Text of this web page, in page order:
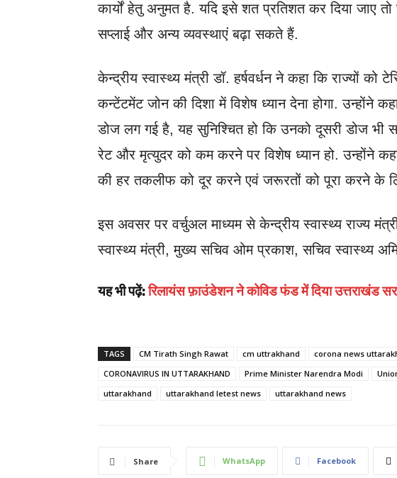
कार्यों हेतु अनुमत है. यदि इसे शत प्रतिशत कर दिया जाए
सप्लाई और अन्य व्यवस्थाएं बढ़ा सकते हैं.
केन्द्रीय स्वास्थ्य मंत्री डॉ. हर्षवर्धन ने कहा कि राज्यों को
कन्टेंटमेंट जोन की दिशा में विशेष ध्यान देना होगा. उन्होंने
डोज लग गई है, यह सुनिश्चित हो कि उनको दूसरी डोज भी
रेट और मृत्युदर को कम करने पर विशेष ध्यान हो. उन्होंने
की हर तकलीफ को दूर करने एवं जरूरतों को पूरा करने के
इस अवसर पर वर्चुअल माध्यम से केन्द्रीय स्वास्थ्य राज्य
स्वास्थ्य मंत्री, मुख्य सचिव ओम प्रकाश, सचिव स्वास्थ्य
यह भी पढ़ें:रिलायंस फ़ाउंडेशन ने कोविड फंड में दिया उत्तराखंड
TAGS CM Tirath Singh Rawat cm uttrakhand corona news
CORONAVIRUS IN UTTARAKHAND
Prime Minister Narendra Modi
uttarakhand
uttarakhand letest news uttarakhand news
Share WhatsApp Facebook